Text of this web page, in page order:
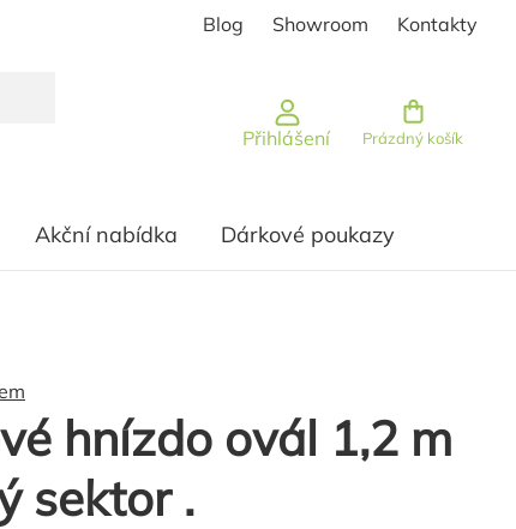
Blog Showroom Kontakty
Přihlášení Nákupní košík
Prázdný košík
Akční nabídka Dárkové poukazy
hnízdo ovál 1,2 m
sektor .